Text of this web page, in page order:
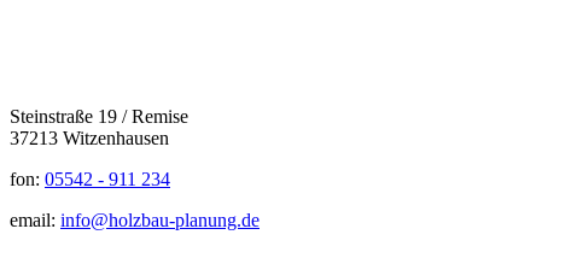
Steinstraße 19 / Remise
37213 Witzenhausen
fon: 05542 - 911 234
email: info@holzbau-planung.de